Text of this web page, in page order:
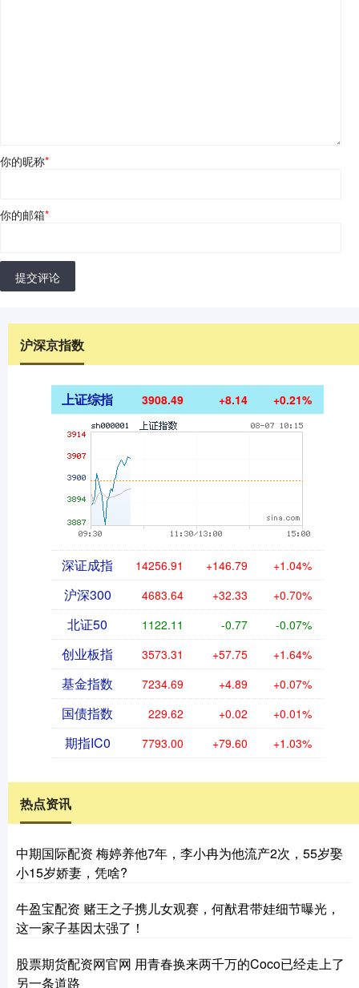
你的昵称*
你的邮箱*
提交评论
沪深京指数
上证综指 3908.49 +8.14 +0.21%
深证成指 14256.91 +146.79 +1.04%
沪深300 4683.64 +32.33 +0.70%
北证50 1122.11 -0.77 -0.07%
创业板指 3573.31 +57.75 +1.64%
基金指数 7234.69 +4.89 +0.07%
国债指数 229.62 +0.02 +0.01%
期指IC0 7793.00 +79.60 +1.03%
热点资讯
中期国际配资 梅婷养他7年，李小冉为他流产2次，55岁娶
小15岁娇妻，凭啥?
牛盈宝配资 赌王之子携儿女观赛，何猷君带娃细节曝光，
这一家子基因太强了！
股票期货配资网官网 用青春换来两千万的Coco已经走上了
另一条道路